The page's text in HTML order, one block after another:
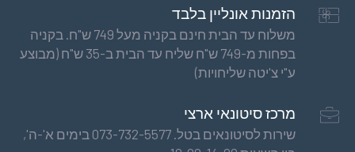
הזמנות אונליין בלבד
משלוח עד הבית חינם בקניה מעל 749 ש"ח. בקניה
בפחות מ-749 ש"ח שליח עד הבית ב-35 ש"ח (מבוצע
ע"י צ'יטה שליחויות)
מרכז סיטונאי ארצי
שירות לסיטונאים בטל. 073-732-5577 בימים א'-ה',